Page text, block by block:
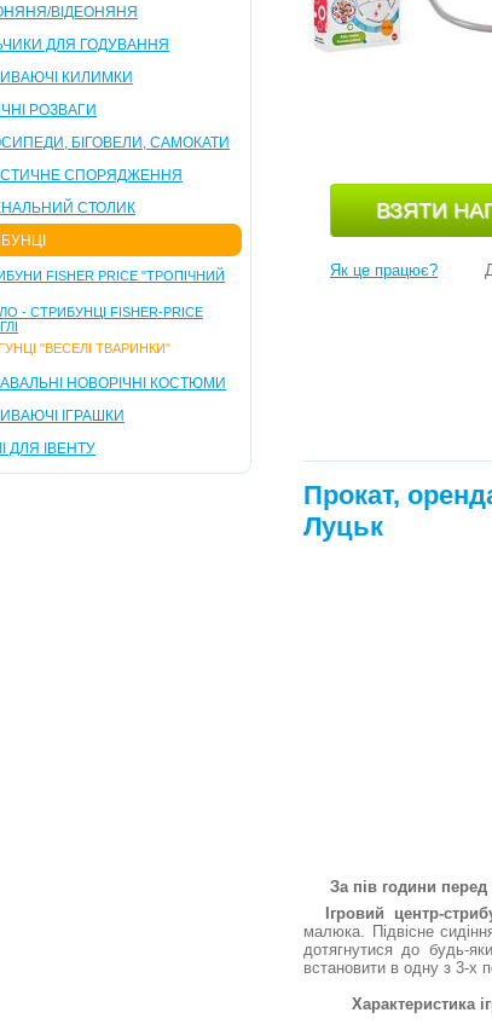
ВІДЕОНЯНЯ
ДЛЯ ГОДУВАННЯ
КИЛИМКИ
РОЗВАГИ
БІГОВЕЛИ, САМОКАТИ
СПОРЯДЖЕННЯ
СТОЛИК
FISHER PRICE "ТРОПІЧНИЙ
- СТРИБУНЦІ FISHER-PRICE
"ВЕСЕЛІ ТВАРИНКИ"
НОВОРІЧНІ КОСТЮМИ
ІГРАШКИ
ДЛЯ ІВЕНТУ
Як це працює?
Прокат,
Луцьк
За пів години
Ігровий центр-
малюка. Підвісне
дотягнутися до будь-
встановити в одну з 3-х
Характеристика